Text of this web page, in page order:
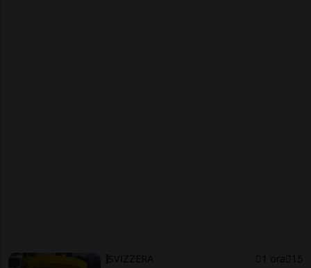
SVIZZERA 1 ora 15